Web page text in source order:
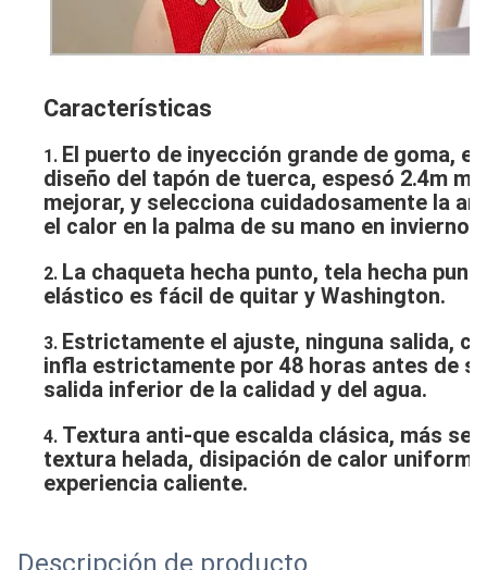
Características
1. El puerto de inyección grande de goma,
diseño del tapón de tuerca, espesó 2.4m m
mejorar, y selecciona cuidadosamente la
el calor en la palma de su mano en invierno.
2. La chaqueta hecha punto, tela hecha
elástico es fácil de quitar y Washington.
3. Estrictamente el ajuste, ninguna salida,
infla estrictamente por 48 horas antes de
salida inferior de la calidad y del agua.
4. Textura anti-que escalda clásica, más
textura helada, disipación de calor
experiencia caliente.
Descripción de producto